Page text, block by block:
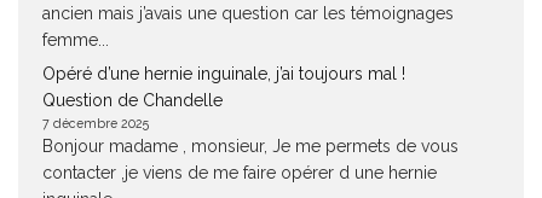
ancien mais j’avais une question car les témoignages
femme...
Opéré d’une hernie inguinale, j’ai toujours mal !
Question de Chandelle
7 décembre 2025
Bonjour madame , monsieur, Je me permets de vous
contacter ,je viens de me faire opérer d une hernie